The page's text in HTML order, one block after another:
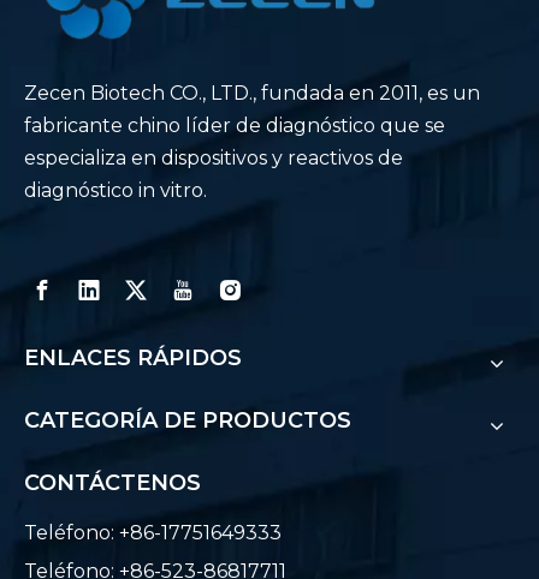
Zecen Biotech CO., LTD., fundada en 2011, es un
fabricante chino líder de diagnóstico que se
especializa en dispositivos y reactivos de
diagnóstico in vitro.
ENLACES RÁPIDOS
CATEGORÍA DE PRODUCTOS
CONTÁCTENOS
Teléfono: +86-17751649333
Teléfono: +86-523-86817711